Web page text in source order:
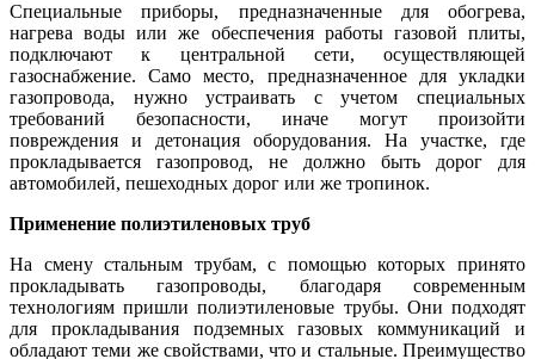
Специальные приборы, предназначенные для обогрева,
нагрева воды или же обеспечения работы газовой плиты,
подключают к центральной сети, осуществляющей
газоснабжение. Само место, предназначенное для укладки
газопровода, нужно устраивать с учетом специальных
требований безопасности, иначе могут произойти
повреждения и детонация оборудования. На участке, где
прокладывается газопровод, не должно быть дорог для
автомобилей, пешеходных дорог или же тропинок.
Применение полиэтиленовых труб
На смену стальным трубам, с помощью которых принято
прокладывать газопроводы, благодаря современным
технологиям пришли полиэтиленовые трубы. Они подходят
для прокладывания подземных газовых коммуникаций и
обладают теми же свойствами, что и стальные. Преимущество